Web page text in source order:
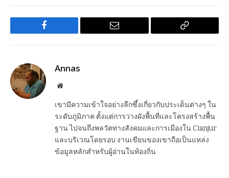
Facebook Email
Copy
Annas
Website
เขามีความเข้าใจอย่างลึกซึ้งเกี่ยวกับประเด็นต่างๆ ใน
ระดับภูมิภาค ตั้งแต่การวางผังพื้นที่และโครงสร้างพื้น
ฐาน ไปจนถึงพลวัตทางสังคมและการเมืองใน Cianjur
และบริเวณโดยรอบ งานเขียนของเขาถือเป็นแหล่ง
ข้อมูลหลักสำหรับผู้อ่านในท้องถิ่น